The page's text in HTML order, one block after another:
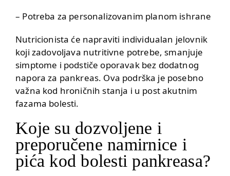
– Potreba za personalizovanim planom ishrane
Nutricionista će napraviti individualan jelovnik
koji zadovoljava nutritivne potrebe, smanjuje
simptome i podstiče oporavak bez dodatnog
napora za pankreas. Ova podrška je posebno
važna kod hroničnih stanja i u post akutnim
fazama bolesti.
Koje su dozvoljene i
preporučene namirnice i
pića kod bolesti pankreasa?